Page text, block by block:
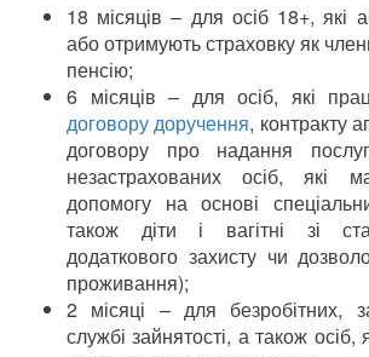
18 місяців – для осіб 18+, які
або отримують страховку як
пенсію;
6 місяців – для осіб, які
договору доручення, контракту
договору про надання
незастрахованих осіб, які
допомогу на основі
також діти і вагітні зі
додаткового захисту чи
проживання);
2 місяці – для безробітних,
службі зайнятості, а також осіб,